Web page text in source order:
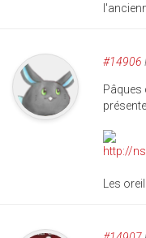
#14906
Pâques
Les